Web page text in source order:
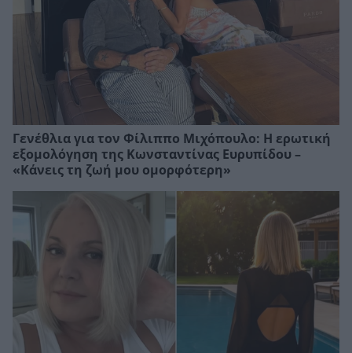
Γενέθλια για τον Φίλιππο Μιχόπουλο: Η ερωτική
εξομολόγηση της Κωνσταντίνας Ευρυπίδου –
«Κάνεις τη ζωή μου ομορφότερη»